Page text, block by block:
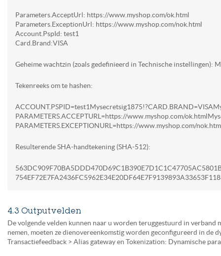
Parameters.AcceptUrl: https://www.myshop.com/ok.html
Parameters.ExceptionUrl: https://www.myshop.com/nok.html
Account.PspId: test1
Card.Brand:VISA
Geheime wachtzin (zoals gedefinieerd in Technische instellingen):
Tekenreeks om te hashen:
PARAMETERS.ACCEPTURL=https://www.myshop.com/
PARAMETERS.EXCEPTIONURL=https://www.myshop.com/
Resulterende SHA-handtekening (SHA-512):
4.3 Outputvelden
De volgende velden kunnen naar u worden teruggestuurd in verband
nemen, moeten ze dienovereenkomstig worden geconfigureerd in de
Transactiefeedback > Alias gateway en Tokenization: Dynamische